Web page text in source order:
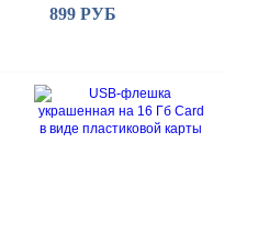
КРИСТАЛЛА ПОД
НАНЕСЕНИЕ
899 РУБ